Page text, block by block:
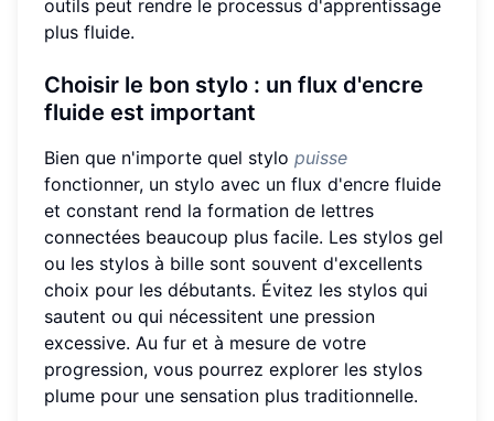
outils peut rendre le processus d'apprentissage
plus fluide.
Choisir le bon stylo : un flux d'encre
fluide est important
Bien que n'importe quel stylo puisse
fonctionner, un stylo avec un flux d'encre fluide
et constant rend la formation de lettres
connectées beaucoup plus facile. Les stylos gel
ou les stylos à bille sont souvent d'excellents
choix pour les débutants. Évitez les stylos qui
sautent ou qui nécessitent une pression
excessive. Au fur et à mesure de votre
progression, vous pourrez explorer les stylos
plume pour une sensation plus traditionnelle.